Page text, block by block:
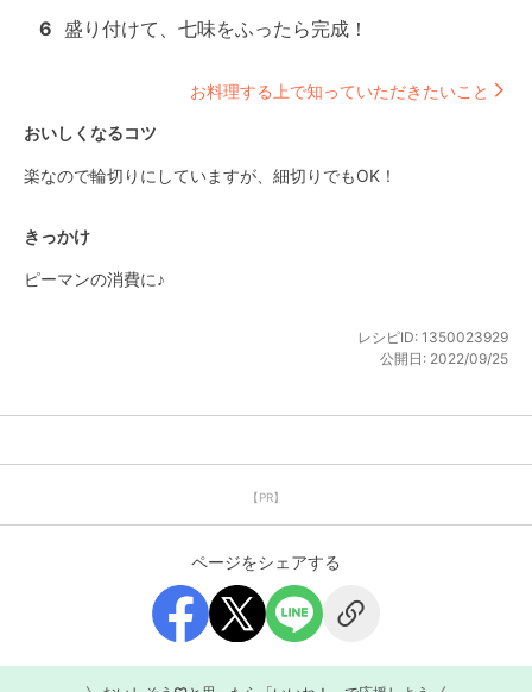
6 盛り付けて、七味をふったら完成！
お料理する上で知っていただきたいこと
おいしくなるコツ
楽なので輪切りにしていますが、細切りでもOK！
きっかけ
ピーマンの消費に♪
レシピID: 1350023929
公開日: 2022/09/25
【PR】
ページをシェアする